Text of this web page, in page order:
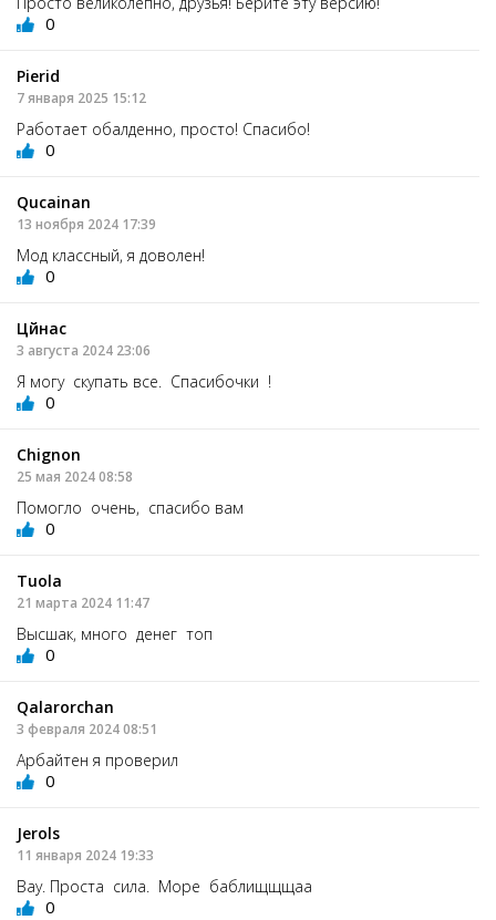
0
Pierid
7 января 2025 15:12
Работает обалденно, просто! Спасибо!
0
Qucainan
13 ноября 2024 17:39
Мод классный, я доволен!
0
Цйнас
3 августа 2024 23:06
Я могу скупать все. Спасибочки !
0
Chignon
25 мая 2024 08:58
Помогло очень, спасибо вам
0
Tuola
21 марта 2024 11:47
Высшак, много денег топ
0
Qalarorchan
3 февраля 2024 08:51
Арбайтен я проверил
0
Jerols
11 января 2024 19:33
Вау. Проста сила. Море баблищщщаа
0